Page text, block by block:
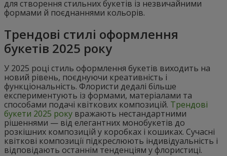
для створення стильних букетів із незвичайними
формами й поєднаннями кольорів.
Трендові стилі оформлення
букетів 2025 року
У 2025 році стиль оформлення букетів виходить на
новий рівень, поєднуючи креативність і
функціональність. Флористи дедалі більше
експериментують із формами, матеріалами та
способами подачі квіткових композицій. Трендові
букети 2025 року вражають нестандартними
рішеннями — від елегантних монобукетів до
розкішних композицій у коробках і кошиках. Сучасні
квіткові композиції підкреслюють індивідуальність і
відповідають останнім тенденціям у флористиці.